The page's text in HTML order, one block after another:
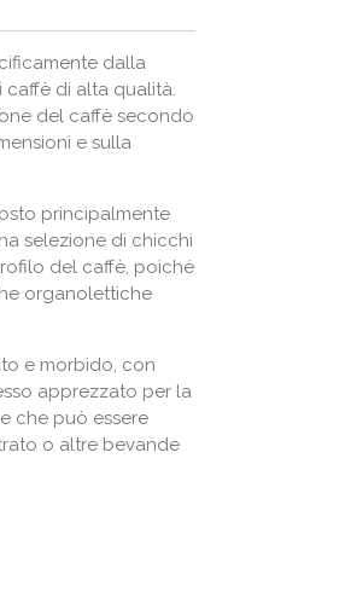
dalla
di alta qualità.
del caffè secondo
e sulla
principalmente
selezione di chicchi
del caffè, poiché
organolettiche
e morbido, con
apprezzato per la
che può essere
o altre bevande